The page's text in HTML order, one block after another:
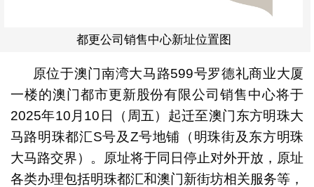
都更公司销售中心新址位置图
原位于澳门南湾大马路599号罗德礼商业大厦
一楼的澳门都市更新股份有限公司销售中心将于
2025年10月10日（周五）起迁至澳门东方明珠大
马路明珠都汇S号及Z号地铺（明珠街及东方明珠
大马路交界）。原址将于同日停止对外开放，原址
各类办理包括明珠都汇和澳门新街坊相关服务等，